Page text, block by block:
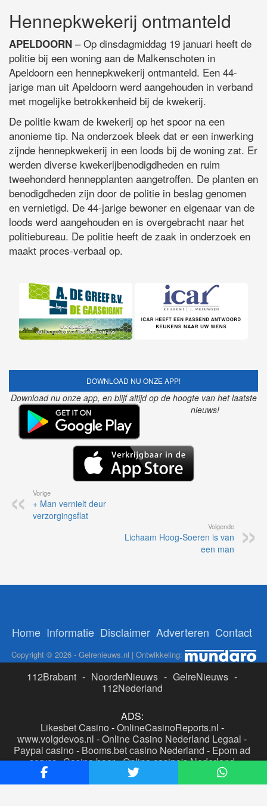
Hennepkwekerij ontmanteld
APELDOORN – Op dinsdagmiddag 19 januari heeft de
politie bij een woning aan de Malkenschoten in
Apeldoorn een hennepkwekerij ontmanteld. Een 44-
jarige man uit Apeldoorn werd aangehouden in verband
met mogelijke betrokkenheid bij de kwekerij.
De politie kwam de kwekerij op het spoor na een
anonieme tip. Na onderzoek bleek dat er een inwerking
zijnde hennepkwekerij in een loods bij de woning zat. Er
werden diverse kwekerijbenodigdheden en ruim
tweehonderd hennepplanten aangetroffen. De planten en
benodigdheden zijn door de politie in beslag genomen
en vernietigd. De 44-jarige bewoner en eigenaar van de
loods werd aangehouden en is overgebracht naar het
politiebureau. De politie heeft de zaak in onderzoek en
maakt proces-verbaal op.
DOWNLOAD NU ONZE APP!
Download nu onze app, en blijf altijd op de hoogte van het laatste
nieuws!
Vorige
+ Man vernielt deur
verzorgingsflat
Volgende
Lichaam Hoog-Soeren is van
een man
Home Informatie Disclaimer Adverteren Contact
Copyright © 2026 - Gelrenieuws.nl | Ontwikkeling:
112Brabant - NoorderNieuws - GelreNieuws -
112Nederland
ADS:
Likesbet Casino -OnlineCasinoReports.nl -
www.volgdevos.nl -Online Casino Nederland Legaal -
Paypal casino - Booms.bet casino Nederland - Epom ad
server-Casino boer-Online casino's Nederland